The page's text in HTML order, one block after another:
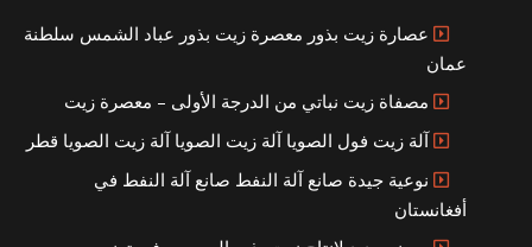
عصارة زيت بذور معصرة زيت بذور عباد الشمس سلطنة
عمان
مصفاة زيت نباتي من الدرجة الأولى – معصرة زيت
آلة زيت فول الصويا آلة زيت الصويا آلة زيت الصويا قطر
نوعية جيدة صانع آلة النفط صانع آلة النفط في
أفغانستان